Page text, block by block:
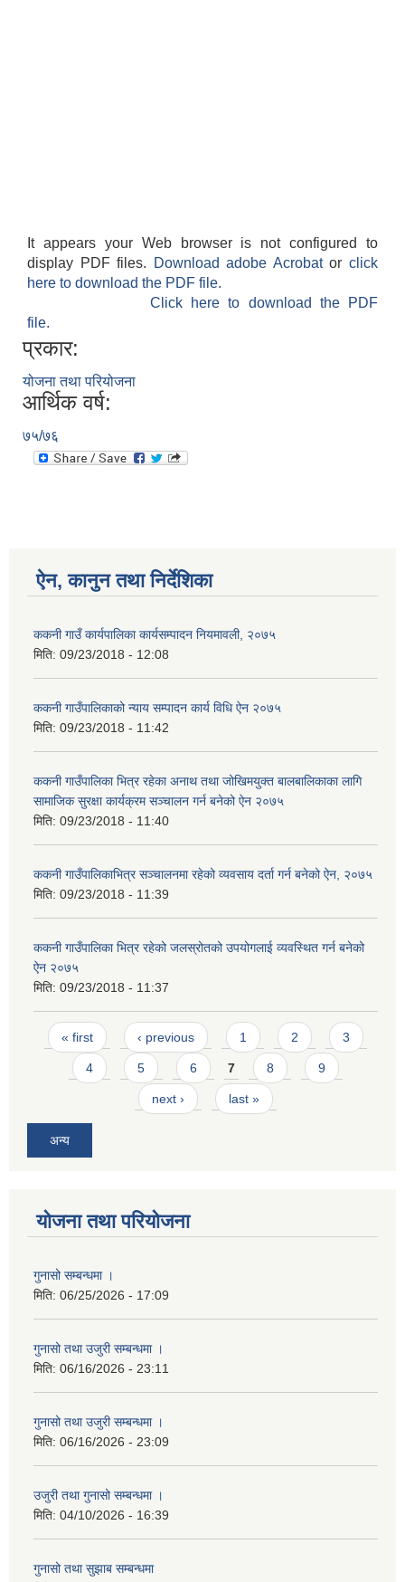
It appears your Web browser is not configured to
display PDF files.
Download adobe Acrobatorclick
here to download the PDF file.
Click here to download the PDF
file.
प्रकार:
योजना तथा परियोजना
आर्थिक वर्ष:
७५/७६
ऐन, कानुन तथा निर्देशिका
ककनी गाउँ कार्यपालिका कार्यसम्पादन नियमावली, २०७५
मिति: 09/23/2018 - 12:08
ककनी गाउँपालिकाको न्याय सम्पादन कार्य विधि ऐन २०७५
मिति: 09/23/2018 - 11:42
ककनी गाउँपालिका भित्र रहेका अनाथ तथा जोखिमयुक्त बालबालिकाका लागि
सामाजिक सुरक्षा कार्यक्रम सञ्चालन गर्न बनेको ऐन २०७५
मिति: 09/23/2018 - 11:40
ककनी गाउँपालिकाभित्र सञ्चालनमा रहेको व्यवसाय दर्ता गर्न बनेको ऐन, २०७५
मिति: 09/23/2018 - 11:39
ककनी गाउँपालिका भित्र रहेको जलस्रोतको उपयोगलाई व्यवस्थित गर्न बनेको
ऐन २०७५
मिति: 09/23/2018 - 11:37
Pages
« first ‹ previous 1 2 3
4 5 6 7 8 9
next › last »
अन्य
योजना तथा परियोजना
गुनासो सम्बन्धमा ।
मिति: 06/25/2026 - 17:09
गुनासो तथा उजुरी सम्बन्धमा ।
मिति: 06/16/2026 - 23:11
गुनासो तथा उजुरी सम्बन्धमा ।
मिति: 06/16/2026 - 23:09
उजुरी तथा गुनासो सम्बन्धमा ।
मिति: 04/10/2026 - 16:39
गुनासो तथा सुझाब सम्बन्धमा